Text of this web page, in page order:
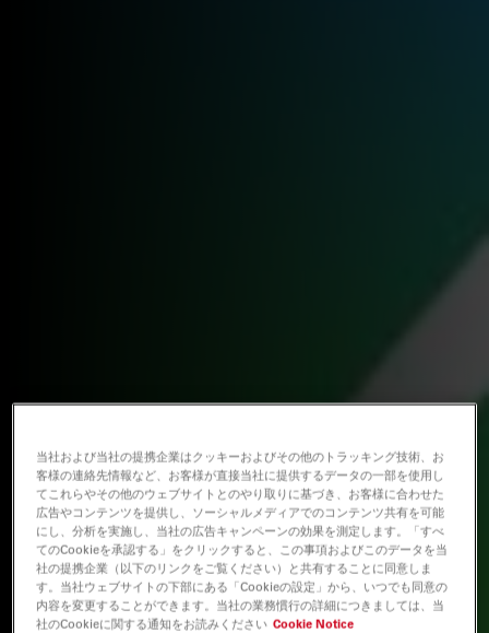
当社および当社の提携企業はクッキーおよびその他のトラッキング技術、お
客様の連絡先情報など、お客様が直接当社に提供するデータの一部を使用し
てこれらやその他のウェブサイトとのやり取りに基づき、お客様に合わせた
広告やコンテンツを提供し、ソーシャルメディアでのコンテンツ共有を可能
にし、分析を実施し、当社の広告キャンペーンの効果を測定します。「すべ
てのCookieを承認する」をクリックすると、この事項およびこのデータを当
社の提携企業（以下のリンクをご覧ください）と共有することに同意しま
す。当社ウェブサイトの下部にある「Cookieの設定」から、いつでも同意の
内容を変更することができます。当社の業務慣行の詳細につきましては、当
社のCookieに関する通知をお読みください Cookie Notice